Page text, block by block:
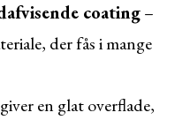
coating–
der fås i mange
en glat overflade,